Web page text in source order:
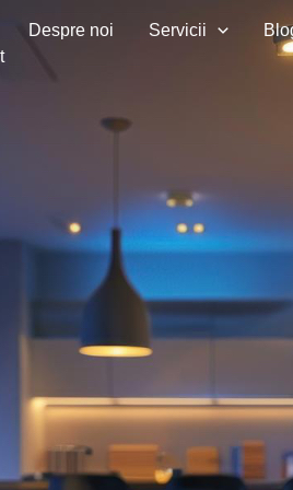
Despre noi Servicii